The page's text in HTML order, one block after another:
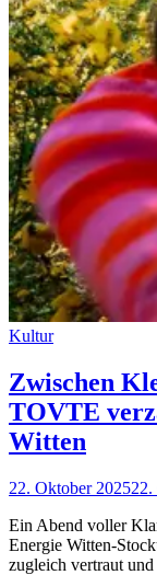
Kultur
Zwischen
TOVTE
Witten
22. Oktober 202522.
Ein Abend voller
Energie Witten-
zugleich vertraut